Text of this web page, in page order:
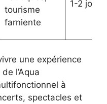
tourisme
farniente
1-2 jours
une expérience
l’Aqua
à
spectacles et